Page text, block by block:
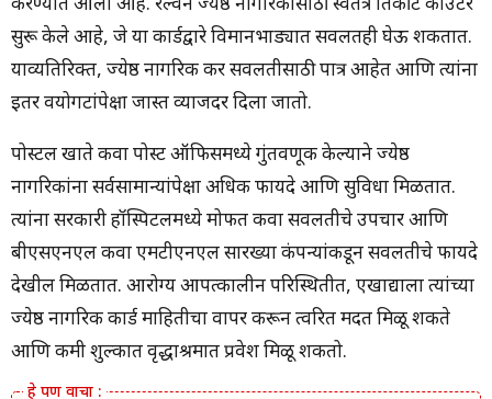
करण्यात आला आहे. रेल्वेने ज्येष्ठ नागरिकांसाठी स्वतंत्र तिकीट काउंटर
सुरू केले आहे, जे या कार्डद्वारे विमानभाड्यात सवलतही घेऊ शकतात.
याव्यतिरिक्त, ज्येष्ठ नागरिक कर सवलतीसाठी पात्र आहेत आणि त्यांना
इतर वयोगटांपेक्षा जास्त व्याजदर दिला जातो.
पोस्टल खाते किंवा पोस्ट ऑफिसमध्ये गुंतवणूक केल्याने ज्येष्ठ
नागरिकांना सर्वसामान्यांपेक्षा अधिक फायदे आणि सुविधा मिळतात.
त्यांना सरकारी हॉस्पिटलमध्ये मोफत किंवा सवलतीचे उपचार आणि
बीएसएनएल किंवा एमटीएनएल सारख्या कंपन्यांकडून सवलतीचे फायदे
देखील मिळतात. आरोग्य आपत्कालीन परिस्थितीत, एखाद्याला त्यांच्या
ज्येष्ठ नागरिक कार्ड माहितीचा वापर करून त्वरित मदत मिळू शकते
आणि कमी शुल्कात वृद्धाश्रमात प्रवेश मिळू शकतो.